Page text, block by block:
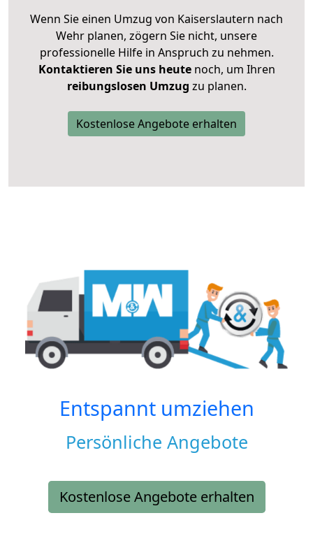
Wenn Sie einen Umzug von Kaiserslautern nach
Wehr planen, zögern Sie nicht, unsere
professionelle Hilfe in Anspruch zu nehmen.
Kontaktieren Sie uns heutenoch, um Ihren
reibungslosen Umzug zu planen.
Kostenlose Angebote erhalten
Entspannt umziehen
Persönliche Angebote
Kostenlose Angebote erhalten